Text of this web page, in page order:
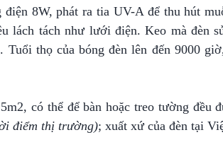
điện 8W, phát ra tia UV-A để thu hút
lách tách như lưới điện. Keo mà đèn
thọ của bóng đèn lên đến 9000
có thể để bàn hoặc treo tường đều
điểm thị trường); xuất xứ của đèn tại